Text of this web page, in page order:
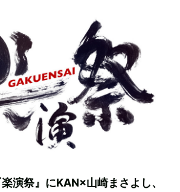
演祭』にKAN×山崎まさよし、